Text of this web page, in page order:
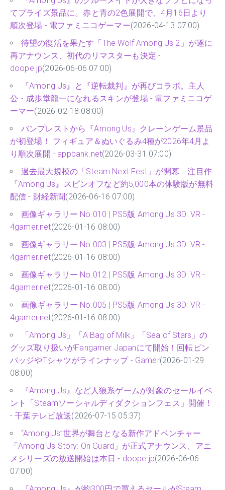
てプライズ景品に。赤と青の2色展開で、4月16日より
順次登場 - 電ファミニコゲーマー(2026-04-13 07:00)
待望の復活を果たす「The Wolf Among Us 2」が遂に
再アナウンス、初代のリマスターも決定 -
doope.jp(2026-06-06 07:00)
『Among Us』と『逆転裁判』が再びコラボ。主人
公・成歩堂龍一になれるスキンが登場 - 電ファミニコゲ
ーマー(2026-02-18 08:00)
バンプレストから『Among Us』クレーンゲーム景品
が初登場！ フィギュア＆ぬいぐるみ4種が2026年4月よ
り順次展開 - appbank.net(2026-03-31 07:00)
過去最大規模の「Steam Next Fest」が開幕 注目作
『Among Us』スピンオフなど約5,000本の体験版が無料
配信 - 財経新聞(2026-06-16 07:00)
画像ギャラリー No.010 | PS5版 Among Us 3D: VR -
4gamer.net(2026-01-16 08:00)
画像ギャラリー No.003 | PS5版 Among Us 3D: VR -
4gamer.net(2026-01-16 08:00)
画像ギャラリー No.012 | PS5版 Among Us 3D: VR -
4gamer.net(2026-01-16 08:00)
画像ギャラリー No.005 | PS5版 Among Us 3D: VR -
4gamer.net(2026-01-16 08:00)
「Among Us」「A Bag of Milk」「Sea of Stars」の
グッズ取り扱いがFangamer Japanにて開始！回転ピン
バッジやTシャツがラインナップ - Gamer(2026-01-29
08:00)
『Among Us』など人狼系ゲームが対象のセールイベ
ント「Steamソーシャルディダクションフェス」開催！
- 千葉テレビ放送(2026-07-15 05:37)
“Among Us”世界が舞台となる新作アドベンチャー
「Among Us Story: On Guard」が正式アナウンス、アニ
メシリーズの放送開始は本日 - doope.jp(2026-06-06
07:00)